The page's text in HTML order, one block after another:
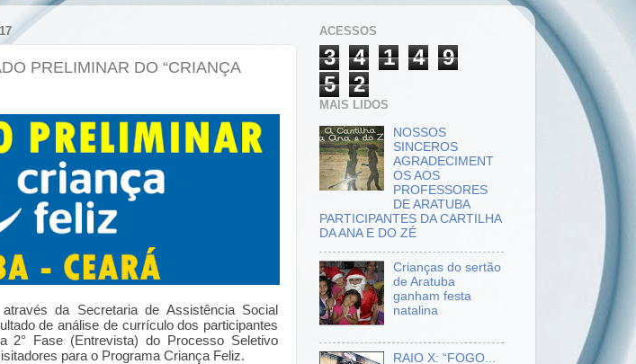
PRELIMINAR DO “CRIANÇA
da Secretaria de Assistência Social
de análise de currículo dos participantes
2° Fase (Entrevista) do Processo Seletivo
para o Programa Criança Feliz.
ACESSOS
3 4 1 4
9
5
2
MAIS LIDOS
NOSSOS
SINCEROS
AGRADECIMENT
OS AOS
PROFESSORES
DE ARATUBA
PARTICIPANTES DA CARTILHA
DA ANA E DO ZÉ
Crianças do sertão
de Aratuba
ganham festa
natalina
RAIO X: “FOGO...